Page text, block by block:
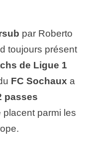
par Roberto
toujours présent
de Ligue 1
FC Sochaux a
passes
placent parmi les